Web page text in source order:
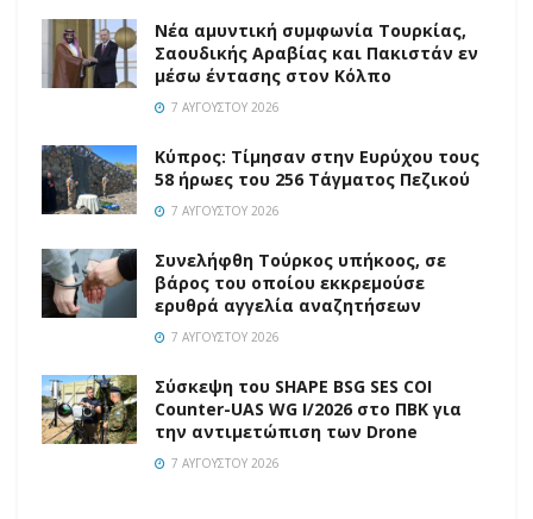
Νέα αμυντική συμφωνία Τουρκίας,
Σαουδικής Αραβίας και Πακιστάν εν
μέσω έντασης στον Κόλπο
7 ΑΥΓΟΎΣΤΟΥ 2026
Κύπρος: Τίμησαν στην Ευρύχου τους
58 ήρωες του 256 Τάγματος Πεζικού
7 ΑΥΓΟΎΣΤΟΥ 2026
Συνελήφθη Τούρκος υπήκοος, σε
βάρος του οποίου εκκρεμούσε
ερυθρά αγγελία αναζητήσεων
7 ΑΥΓΟΎΣΤΟΥ 2026
Σύσκεψη του SHAPE BSG SES COI
Counter-UAS WG I/2026 στο ΠΒΚ για
την αντιμετώπιση των Drone
7 ΑΥΓΟΎΣΤΟΥ 2026